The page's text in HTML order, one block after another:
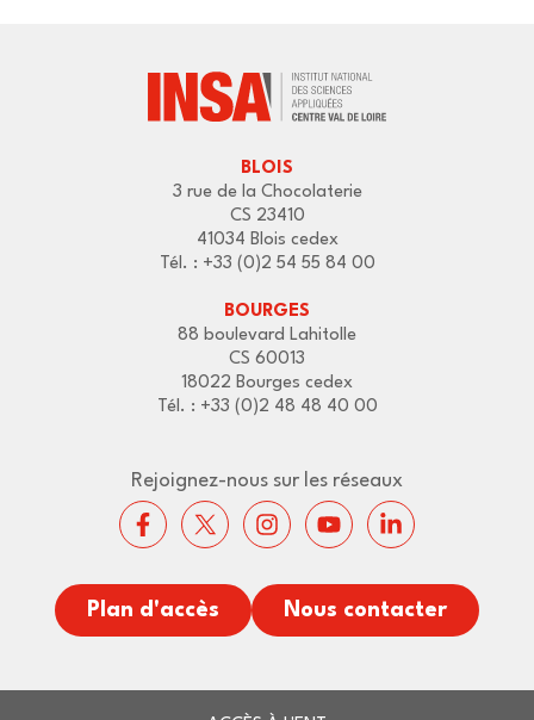
BLOIS
3 rue de la Chocolaterie
CS 23410
41034 Blois cedex
Tél. : +33 (0)2 54 55 84 00
BOURGES
88 boulevard Lahitolle
CS 60013
18022 Bourges cedex
Tél. : +33 (0)2 48 48 40 00
Rejoignez-nous sur les réseaux
Plan d'accès Nous contacter